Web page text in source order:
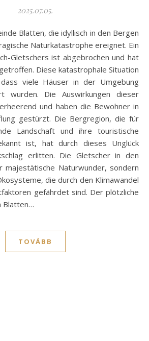
2025.07.05.
Naturkatastrophe ereignet. Ein
Gletschers ist abgebrochen und hat
Diese katastrophale Situation
viele Häuser in der Umgebung
wurden. Die Auswirkungen dieser
und haben die Bewohner in
gestürzt. Die Bergregion, die für
Landschaft und ihre touristische
ist, hat durch dieses Unglück
erlitten. Die Gletscher in den
majestätische Naturwunder, sondern
die durch den Klimawandel
gefährdet sind. Der plötzliche
Blatten…
TOVÁBB